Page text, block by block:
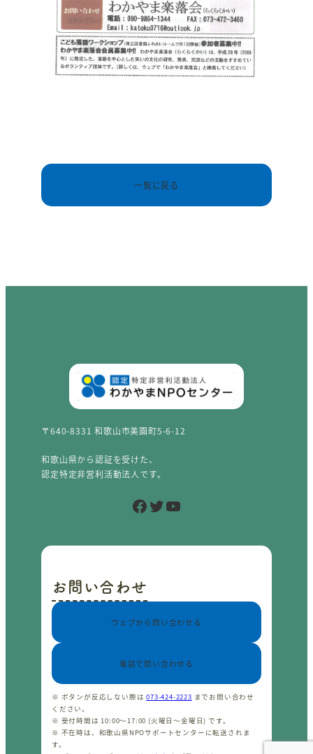
一覧に戻る
〒640-8331 和歌山市美園町5-6-12
和歌山県から認証を受けた、
認定特定非営利活動法人です。
Facebook Twitter YouTube
お問い合わせ
ウェブから問い合わせる
電話で問い合わせる
※ ボタンが反応しない際は073-424-2223 までお問い合わせ
ください。
※ 受付時間は 10:00〜17:00 (火曜日〜金曜日) です。
※ 不在時は、和歌山県NPOサポートセンターに転送されま
す。